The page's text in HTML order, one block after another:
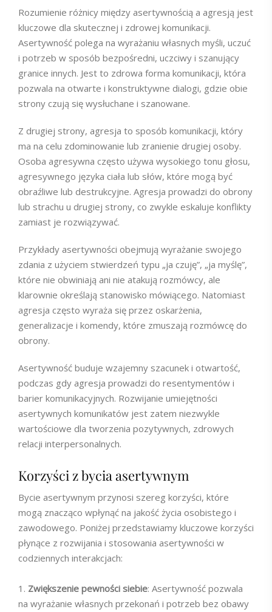
Rozumienie różnicy między asertywnością a agresją jest
kluczowe dla skutecznej i zdrowej komunikacji.
Asertywność polega na wyrażaniu własnych myśli, uczuć
i potrzeb w sposób bezpośredni, uczciwy i szanujący
granice innych. Jest to zdrowa forma komunikacji, która
pozwala na otwarte i konstruktywne dialogi, gdzie obie
strony czują się wysłuchane i szanowane.
Z drugiej strony, agresja to sposób komunikacji, który
ma na celu zdominowanie lub zranienie drugiej osoby.
Osoba agresywna często używa wysokiego tonu głosu,
agresywnego języka ciała lub słów, które mogą być
obraźliwe lub destrukcyjne. Agresja prowadzi do obrony
lub strachu u drugiej strony, co zwykle eskaluje konflikty
zamiast je rozwiązywać.
Przykłady asertywności obejmują wyrażanie swojego
zdania z użyciem stwierdzeń typu „ja czuję”, „ja myślę”,
które nie obwiniają ani nie atakują rozmówcy, ale
klarownie określają stanowisko mówiącego. Natomiast
agresja często wyraża się przez oskarżenia,
generalizacje i komendy, które zmuszają rozmówcę do
obrony.
Asertywność buduje wzajemny szacunek i otwartość,
podczas gdy agresja prowadzi do resentymentów i
barier komunikacyjnych. Rozwijanie umiejętności
asertywnych komunikatów jest zatem niezwykle
wartościowe dla tworzenia pozytywnych, zdrowych
relacji interpersonalnych.
Korzyści z bycia asertywnym
Bycie asertywnym przynosi szereg korzyści, które
mogą znacząco wpłynąć na jakość życia osobistego i
zawodowego. Poniżej przedstawiamy kluczowe korzyści
płynące z rozwijania i stosowania asertywności w
codziennych interakcjach:
Zwiększenie pewności siebie: Asertywność pozwala
na wyrażanie własnych przekonań i potrzeb bez obawy